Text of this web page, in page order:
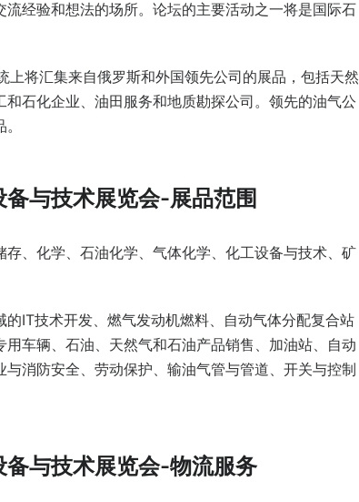
经验和想法的场所。论坛的主要活动之一将是国际石
将汇集来自俄罗斯和外国领先公司的展品，包括天然
石化企业、油田服务和地质勘探公司。领先的油气公
与技术展览会-展品范围
、化学、石油化学、气体化学、化工设备与技术、矿
IT技术开发、燃气发动机燃料、自动气体分配复合站
车辆、石油、天然气和石油产品销售、加油站、自动
消防安全、劳动保护、输油气管与管道、开关与控制
与技术展览会-物流服务